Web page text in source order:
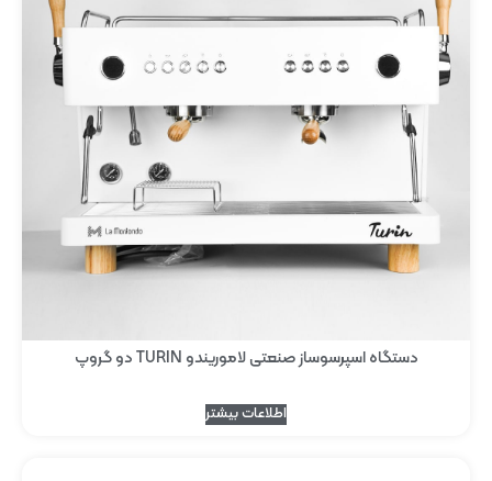
دستگاه اسپرسوساز صنعتی لاموریندو TURIN دو گروپ
اطلاعات بیشتر